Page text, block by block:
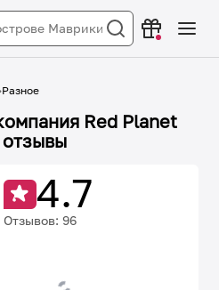
Разное
Red Planet
4.7
Отзывов: 96